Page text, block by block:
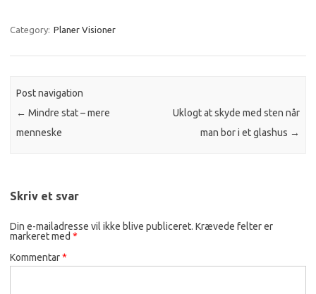
Category: Planer Visioner
Post navigation
← Mindre stat – mere
menneske
Uklogt at skyde med sten når
man bor i et glashus →
Skriv et svar
Din e-mailadresse vil ikke blive publiceret. Krævede felter er
markeret med *
Kommentar*